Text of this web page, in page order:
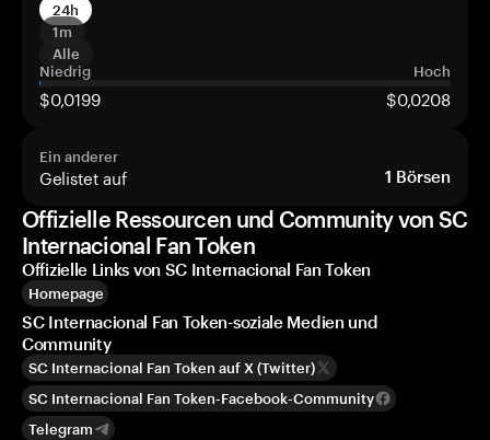
24h
1m
Alle
Niedrig
Hoch
$0,0199 $0,0208
Ein anderer
Gelistet auf 1 Börsen
Offizielle Ressourcen und Community von SC
Internacional Fan Token
Offizielle Links von SC Internacional Fan Token
Homepage
SC Internacional Fan Token-soziale Medien und
Community
SC Internacional Fan Token auf X (Twitter)
SC Internacional Fan Token-Facebook-Community
Telegram